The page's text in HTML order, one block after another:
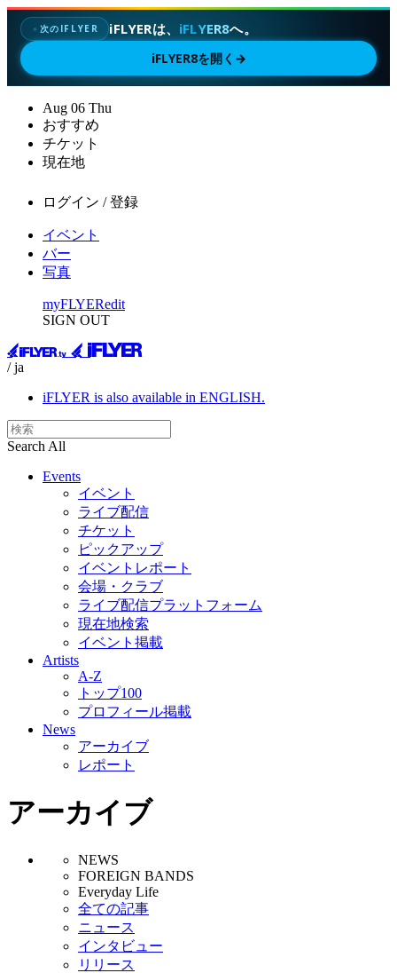
✦次のIFLYER iFLYERは、 iFLYER8へ。
iFLYER8を開く →
Aug 06 Thu
おすすめ
チケット
現在地
ログイン / 登録
イベント
バー
写真
myFLYERedit
SIGN OUT
/ ja
iFLYER is also available in ENGLISH.
Search All
Events
イベント
ライブ配信
チケット
ピックアップ
イベントレポート
会場・クラブ
ライブ配信プラットフォーム
現在地検索
イベント掲載
Artists
A-Z
トップ100
プロフィール掲載
News
アーカイブ
レポート
アーカイブ
NEWS
FOREIGN BANDS
Everyday Life
全ての記事
ニュース
インタビュー
リリース